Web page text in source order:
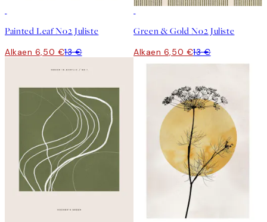
Painted Leaf No2 Juliste
Alkaen 6,50 €13 €
Green & Gold No2 Juliste
Alkaen 6,50 €13 €